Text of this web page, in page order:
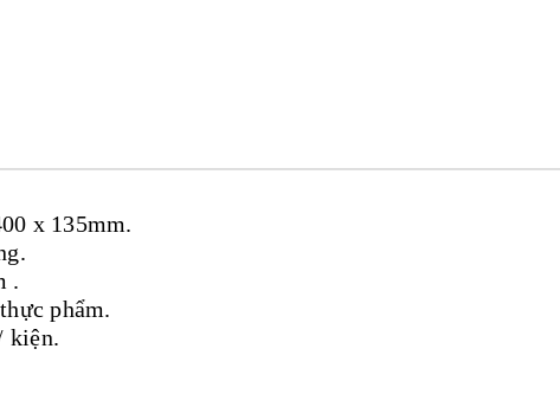
x 135mm.
.
phẩm.
kiện.